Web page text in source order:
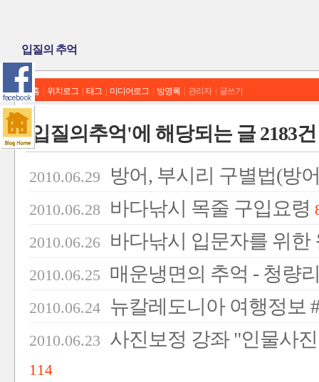
입질의 추억
홈 위치로그 태그 미디어로그 방명록 관리자 글쓰기
'입질의추억'에 해당되는 글 2183건
2010.06.29 방어, 부시리 구별법(방
2010.06.28 바다낚시 목줄 구입요령
2010.06.26 바다낚시 입문자를 위
2010.06.25 매운냉면의 추억 - 청량
2010.06.24 뉴칼레도니아 여행정보
2010.06.23 사진보정 강좌 "인물사
114